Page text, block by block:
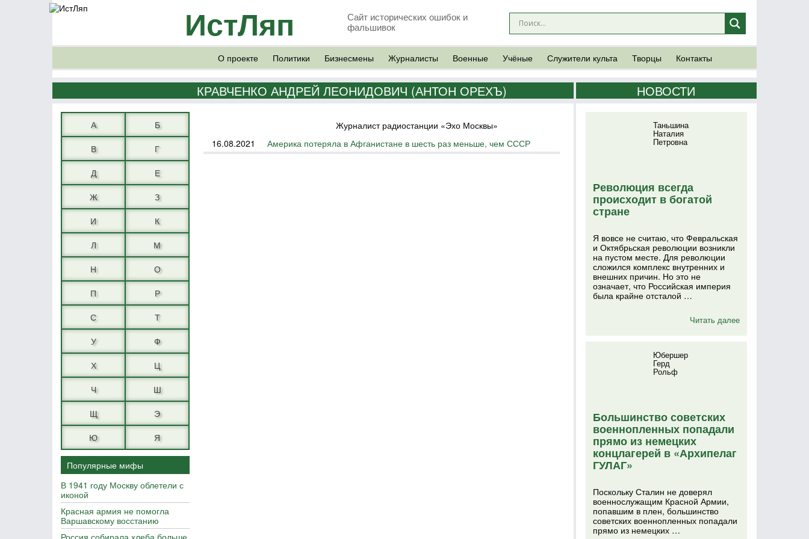
ИстЛяп
Сайт исторических ошибок и
фальшивок
О проекте Политики Бизнесмены Журналисты Военные Учёные Служители культа Творцы Контакты
КРАВЧЕНКО АНДРЕЙ ЛЕОНИДОВИЧ (АНТОН ОРЕХЪ)
А
Б
В
Г
Д
Е
Ж
З
И
К
Л
М
Н
О
П
Р
С
Т
У
Ф
Х
Ц
Ч
Ш
Щ
Э
Ю
Я
Популярные мифы
В 1941 году Москву облетели с
иконой
Красная армия не помогла
Варшавскому восстанию
Россия собирала хлеба больше
Журналист радиостанции «Эхо Москвы»
16.08.2021
Америка потеряла в Афганистане в шесть раз меньше, чем СССР
НОВОСТИ
Таньшина
Наталия
Петровна
Революция всегда
происходит в богатой
стране
Я вовсе не считаю, что Февральская
и Октябрьская революции возникли
на пустом месте. Для революции
сложился комплекс внутренних и
внешних причин. Но это не
означает, что Российская империя
была крайне отсталой …
Читать далее
Юбершер
Герд
Рольф
Большинство советских
военнопленных попадали
прямо из немецких
концлагерей в «Архипелаг
ГУЛАГ»
Поскольку Сталин не доверял
военнослужащим Красной Армии,
попавшим в плен, большинство
советских военнопленных попадали
прямо из немецких …